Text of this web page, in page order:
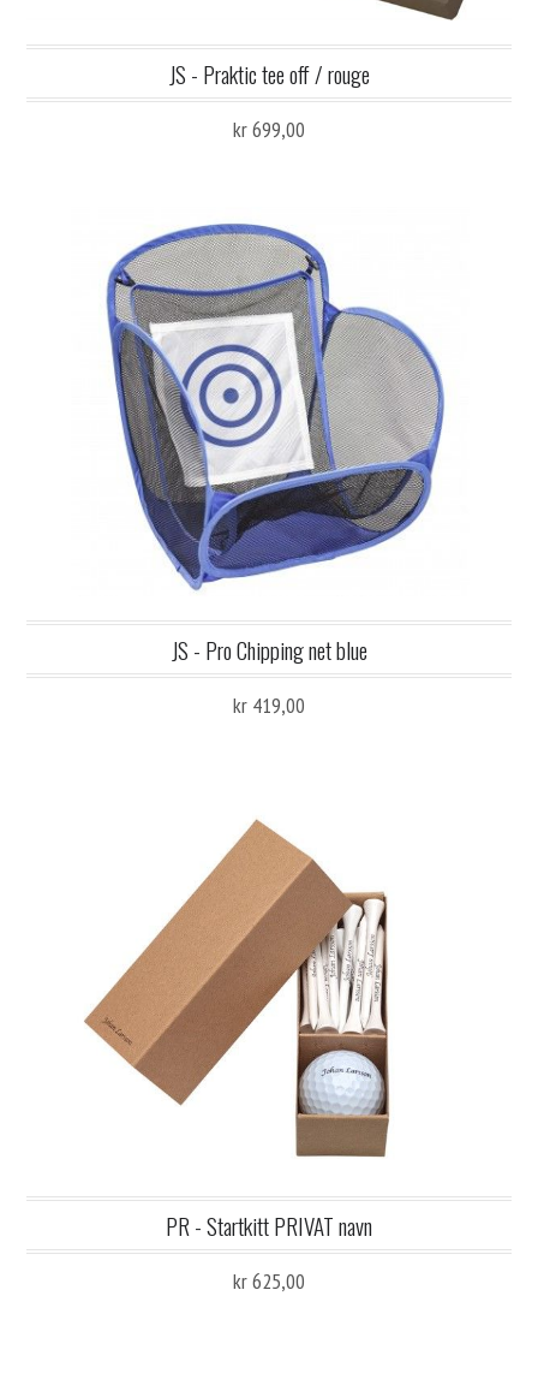
JS - Praktic tee off / rouge
kr 699,00
JS - Pro Chipping net blue
kr 419,00
PR - Startkitt PRIVAT navn
kr 625,00